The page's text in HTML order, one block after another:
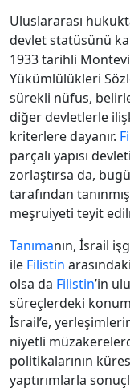
Uluslararası
devlet statüsünü
1933 tarihli
Yükümlülükleri
sürekli nüfus,
diğer devletlerle
kriterlere dayanır.
parçalı yapısı
zorlaştırsa da,
tarafından
meşruiyeti teyit
Tanımanın, İsrail
ile Filistin
olsa da Filistin’in
süreçlerdeki
İsrail’e,
niyetli
politikalarının
yaptırımlarla